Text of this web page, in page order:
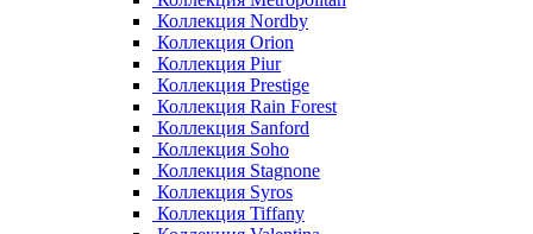
Коллекция Nordby
Коллекция Orion
Коллекция Piur
Коллекция Prestige
Коллекция Rain Forest
Коллекция Sanford
Коллекция Soho
Коллекция Stagnone
Коллекция Syros
Коллекция Tiffany